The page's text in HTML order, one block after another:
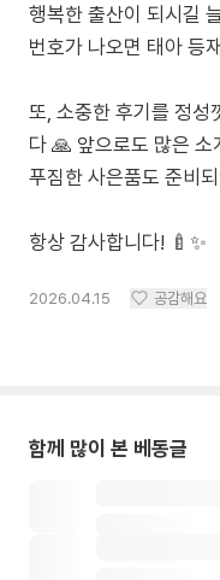
행복한 출산이 되시길
번호가 나오면 태아 등
또, 소중한 후기를 정성
다 🙏 앞으로도 많은 소
푸짐한 사은품도 준비
항상 감사합니다! 🍼✨
2026.04.15 공감해요
함께 많이 본 베동글